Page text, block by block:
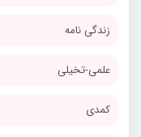
زندگی نامه
علمی-تخیلی
کمدی